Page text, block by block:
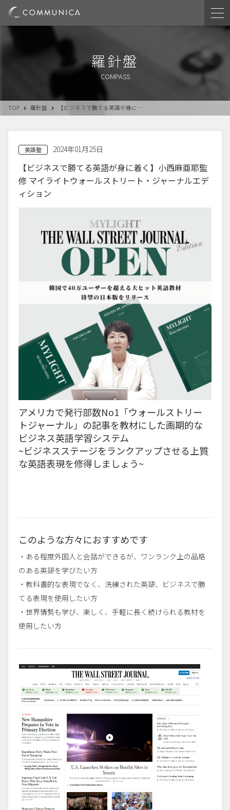
羅針盤
COMPASS
TOP 羅針盤 【ビジネスで勝てる英語が身に…
英語塾 2024年01月25日
【ビジネスで勝てる英語が身に着く】小西麻亜耶監
修 マイライトウォールストリート・ジャーナルエデ
ィション
アメリカで発行部数No1「ウォールストリー
トジャーナル」の記事を教材にした画期的な
ビジネス英語学習システム
~ビジネスステージをランクアップさせる上質
な英語表現を修得しましょう~
このような方々におすすめです
・ある程度外国人と会話ができるが、ワンランク上の品格
のある英語を学びたい方
・教科書的な表現でなく、洗練された英語、ビジネスで勝
てる表現を使用したい方
・世界情勢も学び、楽しく、手軽に長く続けられる教材を
使用したい方